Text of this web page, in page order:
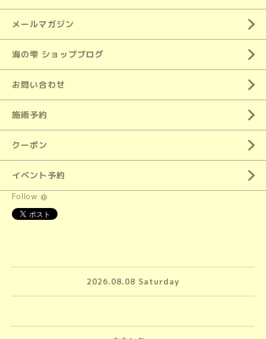
メールマガジン
海の雫 ショップブログ
お問い合わせ
施術予約
クーポン
イベント予約
Follow @
2026.08.08 Saturday